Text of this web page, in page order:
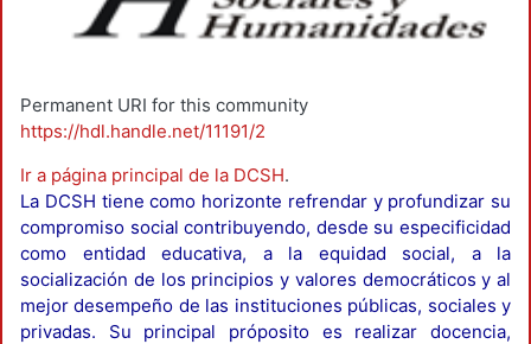
Permanent URI for this community
https://hdl.handle.net/11191/2
Ir a página principal de la DCSH.
La DCSH tiene como horizonte refrendar y profundizar su
compromiso social contribuyendo, desde su especificidad
como entidad educativa, a la equidad social, a la
socialización de los principios y valores democráticos y al
mejor desempeño de las instituciones públicas, sociales y
privadas. Su principal próposito es realizar docencia,